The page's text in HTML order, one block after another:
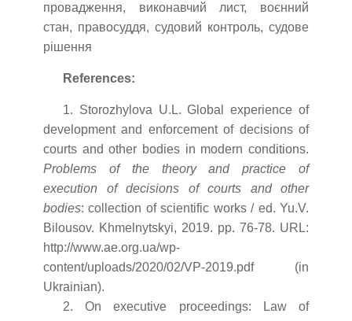
провадження, виконавчий лист, воєнний
стан, правосуддя, судовий контроль, судове
рішення
References:
1. Storozhylova U.L. Global experience of
development and enforcement of decisions of
courts and other bodies in modern conditions.
Problems of the theory and practice of
execution of decisions of courts and other
bodies: collection of scientific works / ed. Yu.V.
Bilousov. Khmelnytskyi, 2019. pp. 76-78. URL:
http://www.ae.org.ua/wp-
content/uploads/2020/02/VP-2019.pdf (in
Ukrainian).
2. On executive proceedings: Law of